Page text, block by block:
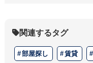
関連するタグ
部屋探し 賃貸